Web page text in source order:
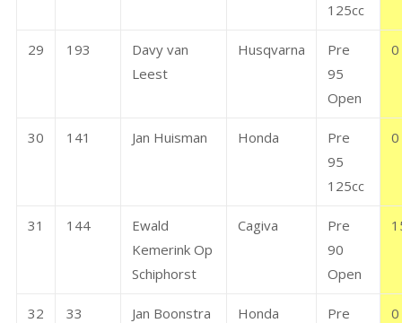
125cc
29 193
Davy van
Leest
Husqvarna
Pre
95
Open
0
30 141 Jan Huisman Honda
Pre
95
125cc
0
31 144
Ewald
Kemerink Op
Schiphorst
Cagiva
Pre
90
Open
32 33 Jan Boonstra Honda
Pre
0